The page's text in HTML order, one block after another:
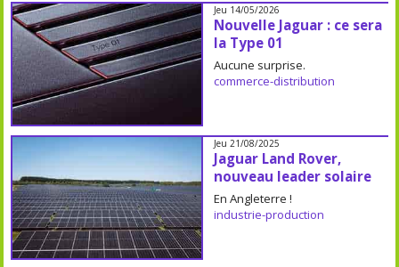
Jeu 14/05/2026
Nouvelle Jaguar : ce sera
la Type 01
Aucune surprise.
commerce-distribution
Jeu 21/08/2025
Jaguar Land Rover,
nouveau leader solaire
En Angleterre !
industrie-production